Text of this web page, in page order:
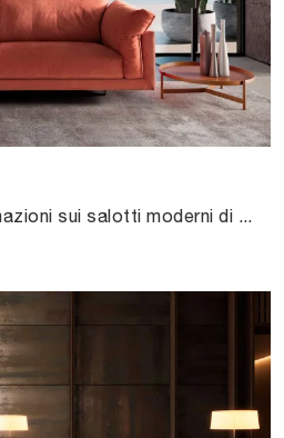
Clicca e ottieni informazioni sui salotti moderni di Valentini! Vari modelli di divani, come Charles, ti aspettano.